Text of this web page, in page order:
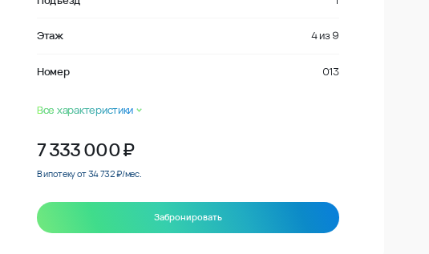
Этаж 4из 9
Номер 013
Все характеристики
7 333 000₽
В ипотеку от 34 732 ₽/мес.
Забронировать